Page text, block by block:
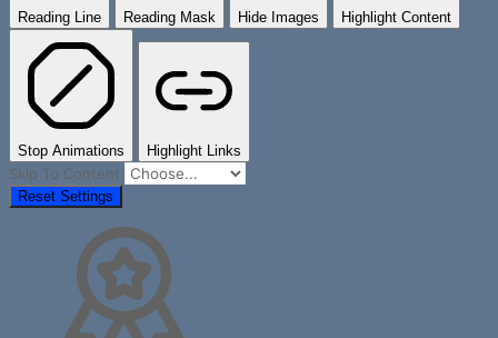
Reading Line Reading Mask Hide Images Highlight Content
Stop Animations Highlight Links
Skip To Content
Reset Settings